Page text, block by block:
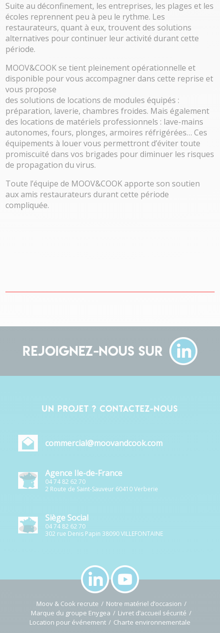
Suite au déconfinement, les entreprises, les plages et les
écoles reprennent peu à peu le rythme. Les
restaurateurs, quant à eux, trouvent des solutions
alternatives pour continuer leur activité durant cette
période.
MOOV&COOK se tient pleinement opérationnelle et
disponible pour vous accompagner dans cette reprise et
vous propose
des solutions de locations de modules équipés :
préparation, laverie, chambres froides. Mais également
des locations de matériels professionnels : lave-mains
autonomes, fours, plonges, armoires réfrigérées… Ces
équipements à louer vous permettront d’éviter toute
promiscuité dans vos brigades pour diminuer les risques
de propagation du virus.
Toute l’équipe de MOOV&COOK apporte son soutien
aux amis restaurateurs durant cette période
compliquée.
Rejoignez-nous sur
Un projet ? Contactez-nous
commercial@moovandcook.com
Agence Ile-de-France
04 74 82 62 70
2 Route de Saint-Sauveur 60410 Verberie
Siège Social
04 74 82 62 70
302 rue Denis Papin 38090 VILLEFONTAINE
Moov & Cook recrute
Notre matériel d’occasion
Marque du groupe Enygea
Livret d’accueil sécurité
Location pour événement
Charte environnementale